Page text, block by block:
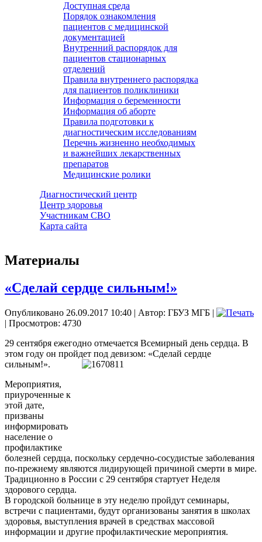
Доступная среда
Порядок ознакомления
пациентов с медицинской
документацией
Внутренний распорядок для
пациентов стационарных
отделений
Правила внутреннего распорядка
для пациентов поликлиники
Информация о беременности
Информация об аборте
Правила подготовки к
диагностическим исследованиям
Перечнь жизненно необходимых
и важнейших лекарственных
препаратов
Медицинские ролики
Диагностический центр
Центр здоровья
Участникам СВО
Карта сайта
Материалы
«Сделай сердце сильным!»
Опубликовано 26.09.2017 10:40 | Автор: ГБУЗ МГБ |
| Просмотров: 4730
29 сентября ежегодно отмечается Всемирный день сердца. В
этом году он пройдет под девизом: «Сделай сердце
сильным!».
Мероприятия,
приуроченные к
этой дате,
призваны
информировать
население о
профилактике
болезней сердца, поскольку сердечно-сосудистые заболевания
по-прежнему являются лидирующей причиной смерти в мире.
Традиционно в России с 29 сентября стартует Неделя
здорового сердца.
В городской больнице в эту неделю пройдут семинары,
встречи с пациентами, будут организованы занятия в школах
здоровья, выступления врачей в средствах массовой
информации и другие профилактические мероприятия.